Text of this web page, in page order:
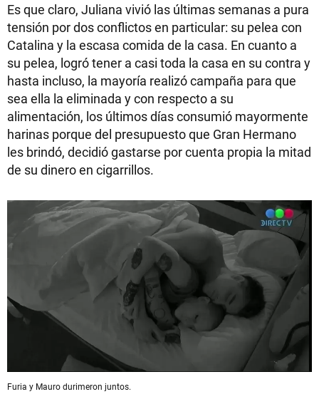
Es que claro, Juliana vivió las últimas semanas a pura
tensión por dos conflictos en particular: su pelea con
Catalina y la escasa comida de la casa. En cuanto a
su pelea, logró tener a casi toda la casa en su contra y
hasta incluso, la mayoría realizó campaña para que
sea ella la eliminada y con respecto a su
alimentación, los últimos días consumió mayormente
harinas porque del presupuesto que Gran Hermano
les brindó, decidió gastarse por cuenta propia la mitad
de su dinero en cigarrillos.
Furia y Mauro durimeron juntos.